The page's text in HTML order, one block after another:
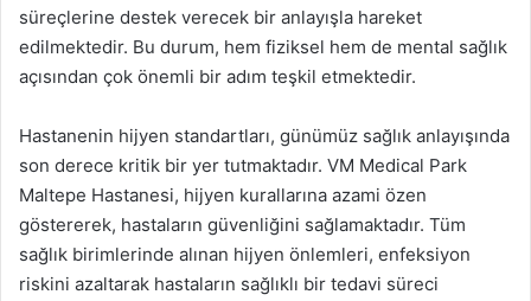
süreçlerine destek verecek bir anlayışla hareket
edilmektedir. Bu durum, hem fiziksel hem de mental sağlık
açısından çok önemli bir adım teşkil etmektedir.
Hastanenin hijyen standartları, günümüz sağlık anlayışında
son derece kritik bir yer tutmaktadır. VM Medical Park
Maltepe Hastanesi, hijyen kurallarına azami özen
göstererek, hastaların güvenliğini sağlamaktadır. Tüm
sağlık birimlerinde alınan hijyen önlemleri, enfeksiyon
riskini azaltarak hastaların sağlıklı bir tedavi süreci